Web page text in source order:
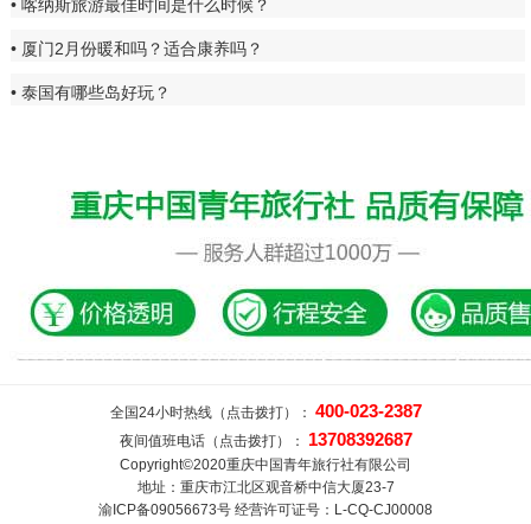
喀纳斯旅游最佳时间是什么时候？
厦门2月份暖和吗？适合康养吗？
泰国有哪些岛好玩？
全国24小时热线（点击拨打）： 400-023-2387
夜间值班电话（点击拨打）： 13708392687
Copyright©2020重庆中国青年旅行社有限公司
地址：重庆市江北区观音桥中信大厦23-7
渝ICP备09056673号 经营许可证号：L-CQ-CJ00008